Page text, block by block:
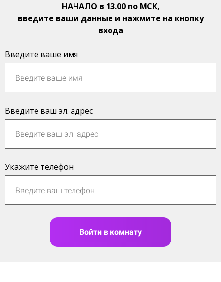
НАЧАЛО в 13.00 по МСК,
введите ваши данные и нажмите на кнопку
входа
Введите ваше имя
Введите ваш эл. адрес
Укажите телефон
Войти в комнату